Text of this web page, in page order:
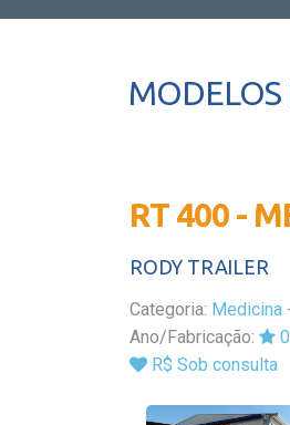
MODELOS
RT 400 -
RODY TRAILER
Categoria: Medicina
Ano/Fabricação:
R$ Sob consulta